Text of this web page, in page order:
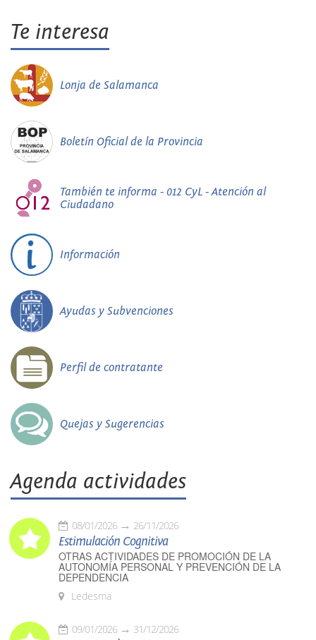
Te interesa
Lonja de Salamanca
Boletín Oficial de la Provincia
También te informa - 012 CyL - Atención al
Ciudadano
Información
Ayudas y Subvenciones
Perfil de contratante
Quejas y Sugerencias
Agenda actividades
08/01/2026 26/11/2026
Estimulación Cognitiva
OTRAS ACTIVIDADES DE PROMOCIÓN DE LA
AUTONOMÍA PERSONAL Y PREVENCIÓN DE LA
DEPENDENCIA
Ledesma
09/01/2026 31/12/2026